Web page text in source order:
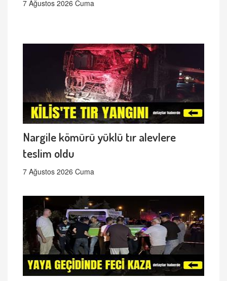
7 Ağustos 2026 Cuma
Nargile kömürü yüklü tır alevlere
teslim oldu
7 Ağustos 2026 Cuma